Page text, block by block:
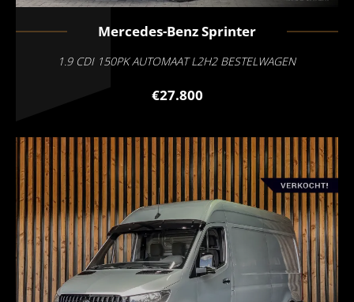
Mercedes-BenzSprinter
1.9 CDI 150PK AUTOMAAT L2H2 BESTELWAGEN
€27.800